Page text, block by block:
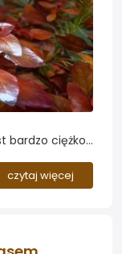
bardzo ciężko
na wzost
czytaj więcej